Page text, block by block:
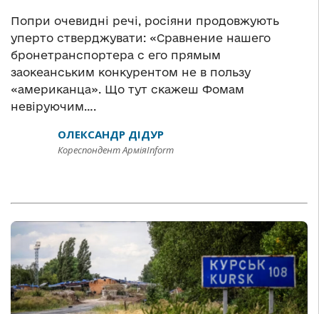
Попри очевидні речі, росіяни продовжують
уперто стверджувати: «Сравнение нашего
бронетранспортера с его прямым
заокеанським конкурентом не в пользу
«американца». Що тут скажеш Фомам
невіруючим….
ОЛЕКСАНДР ДІДУР
Кореспондент АрміяInform